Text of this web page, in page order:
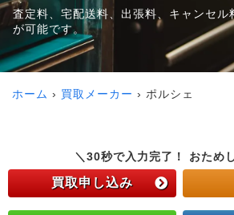
査定料、宅配送料、出張料、キャンセル
が可能です。
ホーム 買取メーカー ポルシェ
＼30秒で入力完了！ おため
買取申し込み